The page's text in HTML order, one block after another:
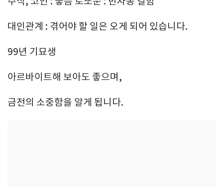
대인관계 : 겪어야 할 일은 오게 되어 있습니다.
99년 기묘생
아르바이트해 보아도 좋으며,
금전의 소중함을 알게 됩니다.